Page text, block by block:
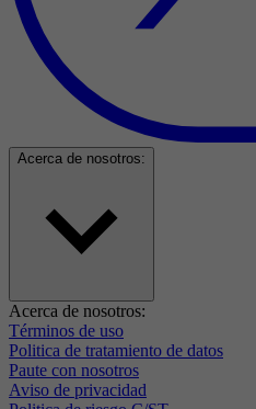
Acerca de nosotros:
Acerca de nosotros:
Términos de uso
Politica de tratamiento de datos
Paute con nosotros
Aviso de privacidad